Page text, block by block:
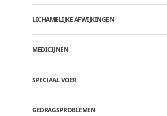
LICHAMELIJKE AFWIJKINGEN
MEDICIJNEN
SPECIAAL VOER
GEDRAGSPROBLEMEN